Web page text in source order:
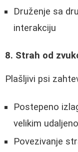
Druženje sa
interakciju
8. Strah od
Plašljivi psi
Postepeno
velikim
Povezivanje